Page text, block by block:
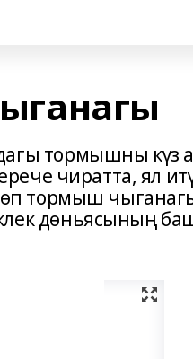
тормышны күз
чиратта, ял
тормыш
дөньясының